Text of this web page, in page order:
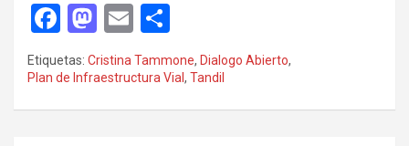
F
a
ce
b
M
a
st
o
E
m
ail m
p
Etiquetas: Cristina Tammone, Dialogo Abierto,
Plan de Infraestructura Vial , Tandil